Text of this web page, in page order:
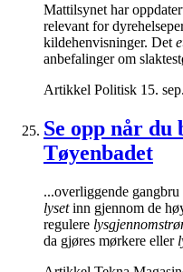
Mattilsynet har
relevant for
kildehenvisninger. Det
anbefalinger om
Artikkel Politisk 15.
Se opp når du
Tøyenbadet
...overliggende
lysetinn gjennom de
regulere
da gjøres mørkere eller